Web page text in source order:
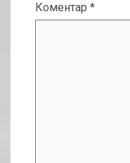
Коментар *